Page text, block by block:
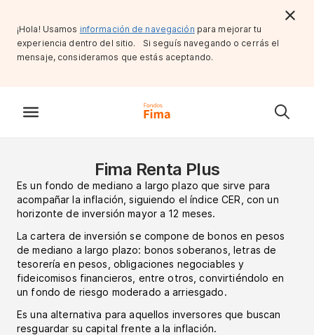
¡Hola! Usamos información de navegación para mejorar tu
experiencia dentro del sitio. Si seguís navegando o cerrás el
mensaje, consideramos que estás aceptando.
Fima Renta Plus
Es un fondo de mediano a largo plazo que sirve para
acompañar la inflación, siguiendo el índice CER, con un
horizonte de inversión mayor a 12 meses.
La cartera de inversión se compone de bonos en pesos
de mediano a largo plazo: bonos soberanos, letras de
tesorería en pesos, obligaciones negociables y
fideicomisos financieros, entre otros, convirtiéndolo en
un fondo de riesgo moderado a arriesgado.
Es una alternativa para aquellos inversores que buscan
resguardar su capital frente a la inflación.